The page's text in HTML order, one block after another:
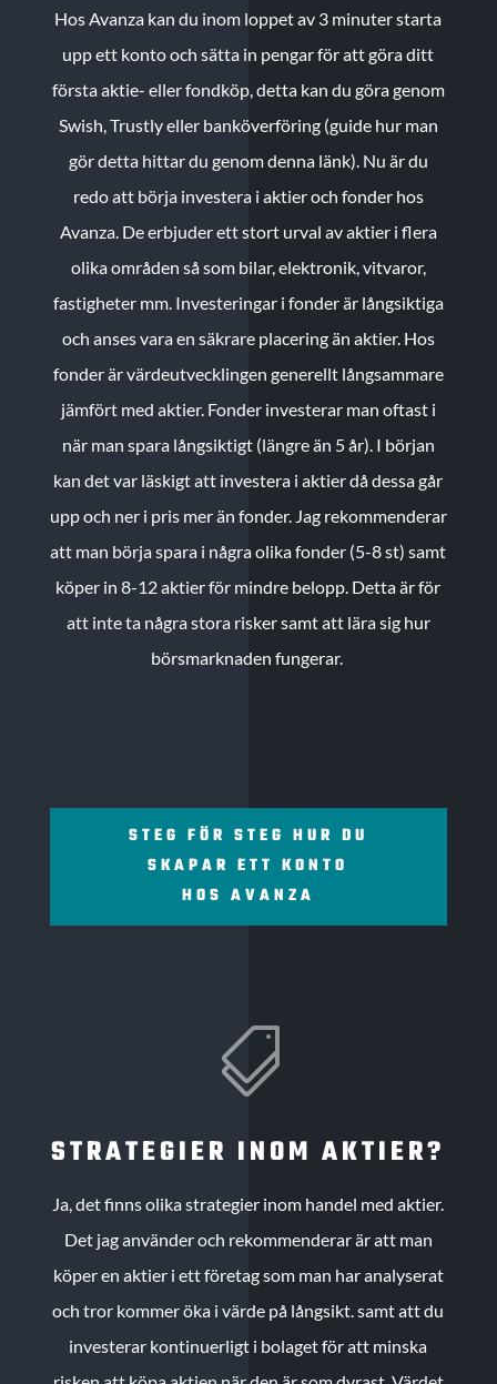
Hos Avanza kan du inom loppet av 3 minuter starta
upp ett konto och sätta in pengar för att göra ditt
första aktie- eller fondköp, detta kan du göra genom
Swish, Trustly eller banköverföring (guide hur man
gör detta hittar du genom denna länk). Nu är du
redo att börja investera i aktier och fonder hos
Avanza. De erbjuder ett stort urval av aktier i flera
olika områden så som bilar, elektronik, vitvaror,
fastigheter mm. Investeringar i fonder är långsiktiga
och anses vara en säkrare placering än aktier. Hos
fonder är värdeutvecklingen generellt långsammare
jämfört med aktier. Fonder investerar man oftast i
när man spara långsiktigt (längre än 5 år). I början
kan det var läskigt att investera i aktier då dessa går
upp och ner i pris mer än fonder. Jag rekommenderar
att man börja spara i några olika fonder (5-8 st) samt
köper in 8-12 aktier för mindre belopp. Detta är för
att inte ta några stora risker samt att lära sig hur
börsmarknaden fungerar.
STEG FÖR STEG HUR DU
SKAPAR ETT KONTO
HOS AVANZA

STRATEGIER INOM AKTIER?
Ja, det finns olika strategier inom handel med aktier.
Det jag använder och rekommenderar är att man
köper en aktier i ett företag som man har analyserat
och tror kommer öka i värde på långsikt. samt att du
investerar kontinuerligt i bolaget för att minska